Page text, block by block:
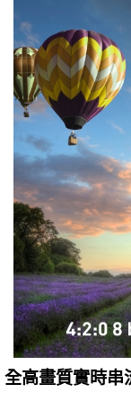
全高畫質實時串